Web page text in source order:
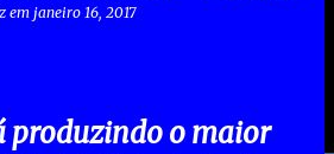
em janeiro 16, 2017
produzindo o maior